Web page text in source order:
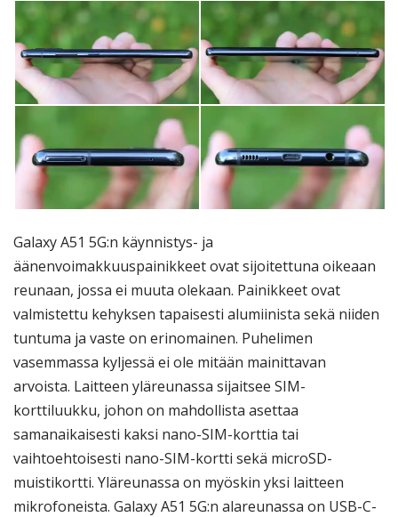
Galaxy A51 5G:n käynnistys- ja
äänenvoimakkuuspainikkeet ovat sijoitettuna oikeaan
reunaan, jossa ei muuta olekaan. Painikkeet ovat
valmistettu kehyksen tapaisesti alumiinista sekä niiden
tuntuma ja vaste on erinomainen. Puhelimen
vasemmassa kyljessä ei ole mitään mainittavan
arvoista. Laitteen yläreunassa sijaitsee SIM-
korttiluukku, johon on mahdollista asettaa
samanaikaisesti kaksi nano-SIM-korttia tai
vaihtoehtoisesti nano-SIM-kortti sekä microSD-
muistikortti. Yläreunassa on myöskin yksi laitteen
mikrofoneista. Galaxy A51 5G:n alareunassa on USB-C-